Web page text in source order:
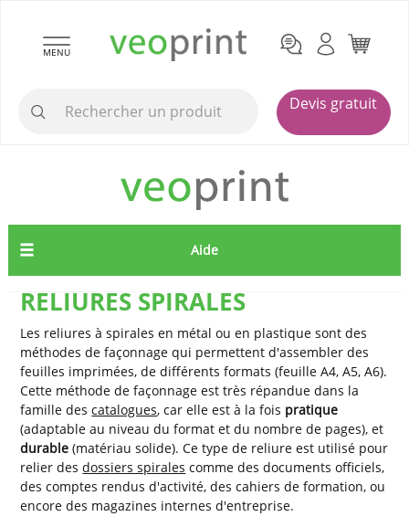
MENU
Devis gratuit
Aide
RELIURES SPIRALES
Les reliures à spirales en métal ou en plastique sont des
méthodes de façonnage qui permettent d'assembler des
feuilles imprimées, de différents formats (feuille A4, A5, A6).
Cette méthode de façonnage est très répandue dans la
famille descatalogues, car elle est à la fois pratique
(adaptable au niveau du format et du nombre de pages), et
durable (matériau solide). Ce type de reliure est utilisé pour
relier desdossiers spirales comme des documents officiels,
des comptes rendus d'activité, des cahiers de formation, ou
encore des magazines internes d'entreprise.